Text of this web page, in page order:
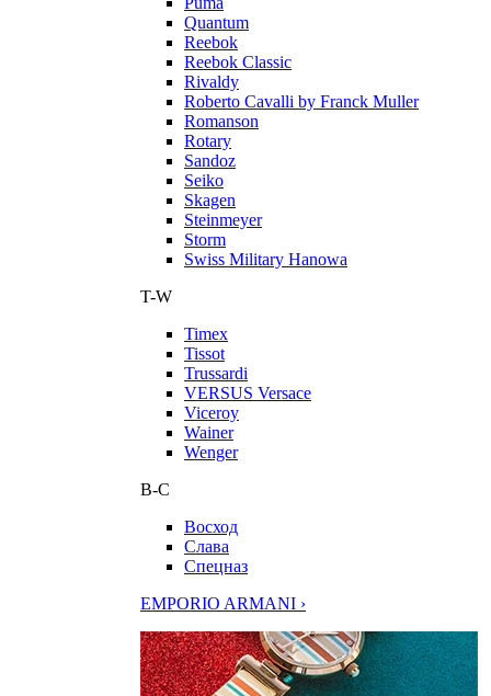
Quantum
Reebok
Reebok Classic
Rivaldy
Roberto Cavalli by Franck Muller
Romanson
Rotary
Sandoz
Seiko
Skagen
Steinmeyer
Storm
Swiss Military Hanowa
T-W
Timex
Tissot
Trussardi
VERSUS Versace
Viceroy
Wainer
Wenger
В-С
Восход
Слава
Спецназ
EMPORIO ARMANI ›